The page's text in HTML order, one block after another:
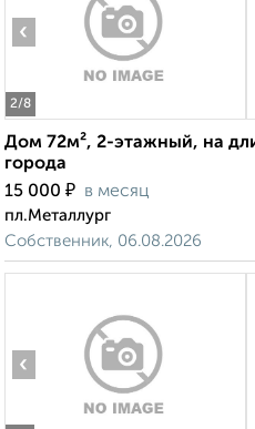
2/8
‹
Дом 72м², 2-этажный, на
города
15 000 ₽ в месяц
пл.Металлург
Собственник, 06.08.2026
‹